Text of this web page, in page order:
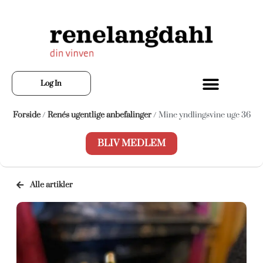
Log In
Forside/ Renés ugentlige anbefalinger/ Mine yndlingsvine uge 36
BLIV MEDLEM
Alle artikler